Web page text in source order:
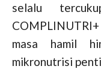
selalu
masa hamil
mikronutrisi